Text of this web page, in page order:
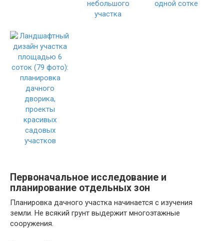
Первоначальное исследование и
планирование отдельных зон
Планировка дачного участка начинается с изучения
земли. Не всякий грунт выдержит многоэтажные
сооружения.